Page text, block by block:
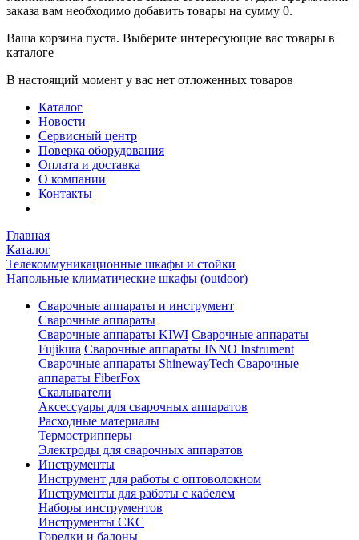
заказа вам необходимо добавить товары на сумму 0.
Ваша корзина пуста. Выберите интересующие вас товары в
каталоге
В настоящий момент у вас нет отложенных товаров
Каталог
Новости
Сервисный центр
Поверка оборудования
Оплата и доставка
О компании
Контакты
Главная
Каталог
Телекоммуникационные шкафы и стойки
Напольные климатические шкафы (outdoor)
Сварочные аппараты и инструмент
Сварочные аппараты
Сварочные аппараты KIWI Сварочные аппараты
Fujikura Сварочные аппараты INNO Instrument
Сварочные аппараты ShinewayTech Cварочные
аппараты FiberFox
Скалыватели
Аксессуары для сварочных аппаратов
Расходные материалы
Термострипперы
Электроды для сварочных аппаратов
Инструменты
Инструмент для работы с оптоволокном
Инструменты для работы с кабелем
Наборы инструментов
Инструменты СКС
Горелки и балоны